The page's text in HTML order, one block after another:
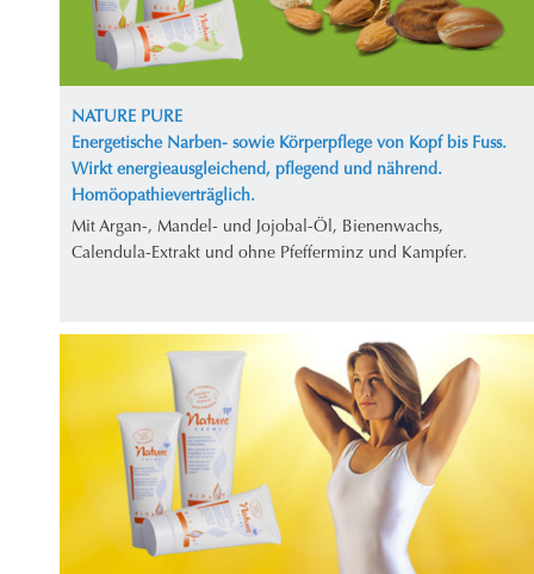
NATURE PURE
Energetische Narben- sowie Körperpflege von Kopf bis Fuss.
Wirkt energieausgleichend, pflegend und nährend.
Homöopathieverträglich.
Mit Argan-, Mandel- und Jojobal-Öl, Bienenwachs,
Calendula-Extrakt und ohne Pfefferminz und Kampfer.